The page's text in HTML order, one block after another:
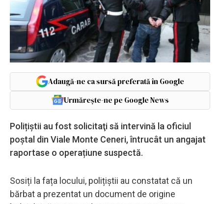
Adaugă-ne ca sursă preferată în Google
Urmărește-ne pe Google News
Polițiștii au fost solicitaţi să intervină la oficiul
poştal din Viale Monte Ceneri, întrucât un angajat
raportase o operațiune suspectă.
Sosiți la fața locului, polițiștii au constatat că un
bărbat a prezentat un document de origine